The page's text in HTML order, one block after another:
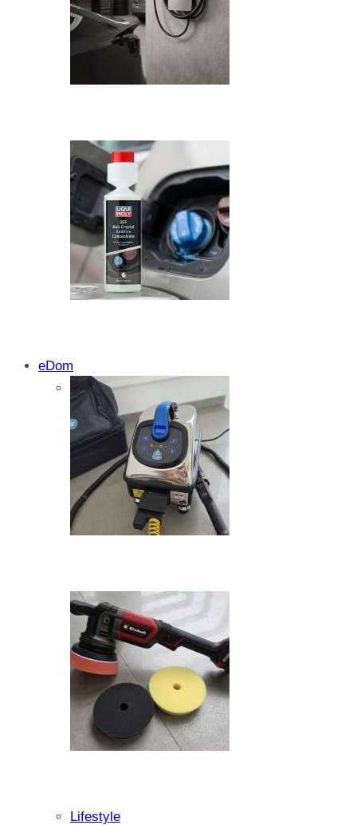
Isprobali smo: SparkShare BoxEV –
funkcionalnost i jednostavnost
Zašto dolazi do kristalizacije AdBlue
eDom
Lifestyle